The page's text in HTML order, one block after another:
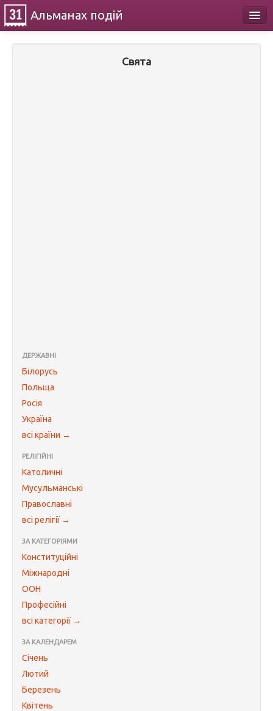
Альманах подій
Свята
ДЕРЖАВНІ
Білорусь
Польща
Росія
Україна
всі країни →
РЕЛІГІЙНІ
Католичні
Мусульманські
Православні
всі релігії →
ЗА КАТЕГОРІЯМИ
Конституційні
Міжнародні
ООН
Професійні
всі категорії →
ЗА КАЛЕНДАРЕМ
Січень
Лютий
Березень
Квітень